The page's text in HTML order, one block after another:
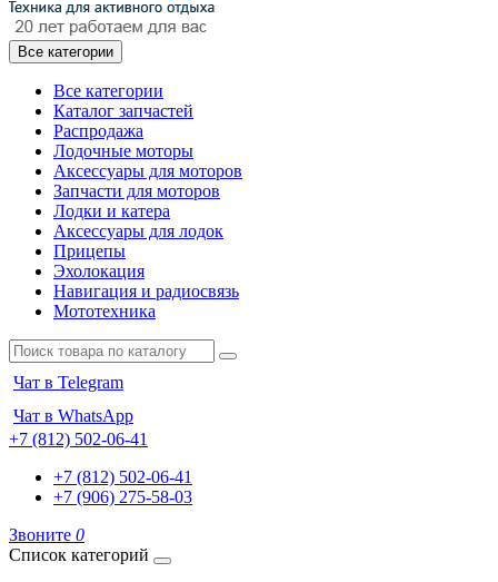
Все категории
Все категории
Каталог запчастей
Распродажа
Лодочные моторы
Аксессуары для моторов
Запчасти для моторов
Лодки и катера
Аксессуары для лодок
Прицепы
Эхолокация
Навигация и радиосвязь
Мототехника
Чат в Telegram
Чат в WhatsApp
+7 (812) 502-06-41
+7 (812) 502-06-41
+7 (906) 275-58-03
Звоните 0
Список категорий